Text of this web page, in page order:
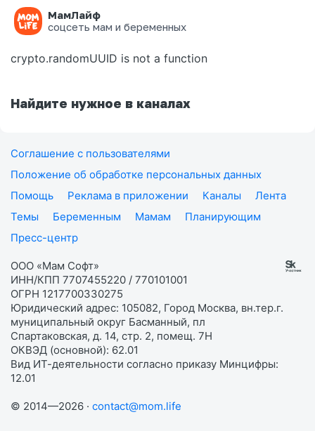
МамЛайф
соцсеть мам и беременных
Ошибка на странице
crypto.randomUUID is not a function
Найдите нужное в каналах
Соглашение с пользователями
Положение об обработке персональных данных
Помощь
Реклама в приложении Каналы
Лента
Темы
Беременным Мамам
Планирующим
Пресс-центр
ООО «Мам Софт»
ИНН/КПП 7707455220 / 770101001
ОГРН 1217700330275
Юридический адрес: 105082, Город Москва, вн.тер.г.
муниципальный округ Басманный, пл
Спартаковская, д. 14, стр. 2, помещ. 7Н
ОКВЭД (основной): 62.01
Вид ИТ-деятельности согласно приказу Минцифры:
12.01
© 2014—2026 · contact@mom.life